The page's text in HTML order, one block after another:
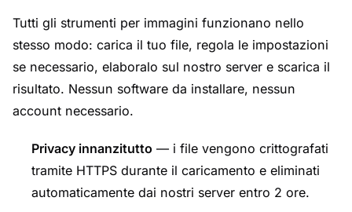
Tutti gli strumenti per immagini funzionano nello
stesso modo: carica il tuo file, regola le impostazioni
se necessario, elaboralo sul nostro server e scarica il
risultato. Nessun software da installare, nessun
account necessario.
Privacy innanzitutto — i file vengono crittografati
tramite HTTPS durante il caricamento e eliminati
automaticamente dai nostri server entro 2 ore.